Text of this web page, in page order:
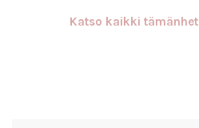
Katso kaikki